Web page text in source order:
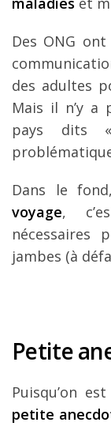
Des ONG
des adultes
Mais il n’y a
pays dits
Dans le
voyage,
jambes (à
Petite
Puisqu’on
petite